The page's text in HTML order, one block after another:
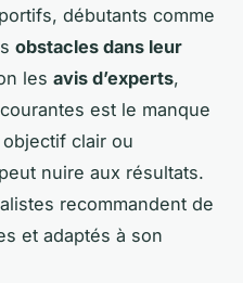
débutants comme
obstacles dans leur
les avis d’experts,
est le manque
clair ou
nuire aux résultats.
recommandent de
et adaptés à son